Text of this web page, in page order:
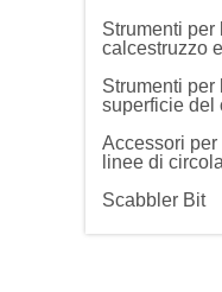
Strumenti per
calcestruzzo
Strumenti
superficie del
Accessori
linee di
Scabbler Bit